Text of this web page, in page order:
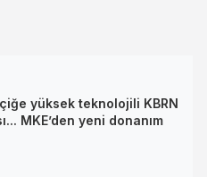
yüksek teknolojili KBRN
MKE’den yeni donanım